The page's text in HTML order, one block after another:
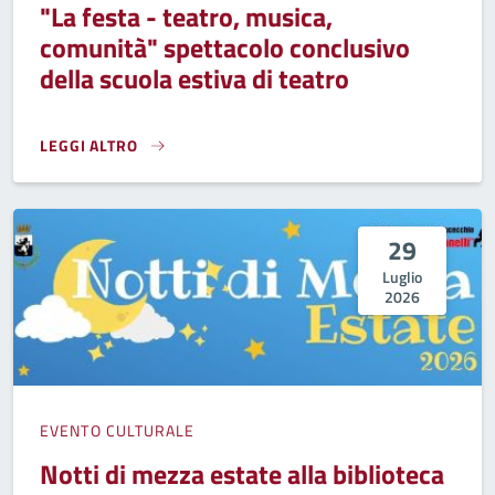
"La festa - teatro, musica,
comunità" spettacolo conclusivo
della scuola estiva di teatro
LEGGI ALTRO
"LA FESTA - TEATRO, MUSICA, COMUNITÀ" SPETTACOLO
29
Luglio
2026
EVENTO CULTURALE
Notti di mezza estate alla biblioteca